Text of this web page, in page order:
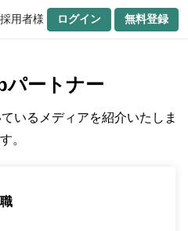
採用者様 ログイン 無料登録
ートナー
いるメディアを紹介いたしま
す。